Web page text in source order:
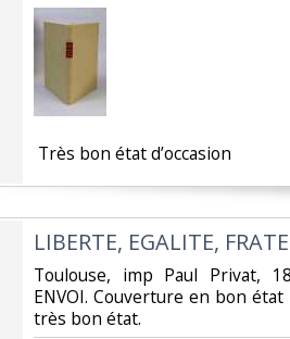
‎ Très bon état d’occasion ‎
‎LIBERTE, EGALITE,
‎Toulouse, imp Paul Privat,
ENVOI. Couverture en bon
très bon état.‎